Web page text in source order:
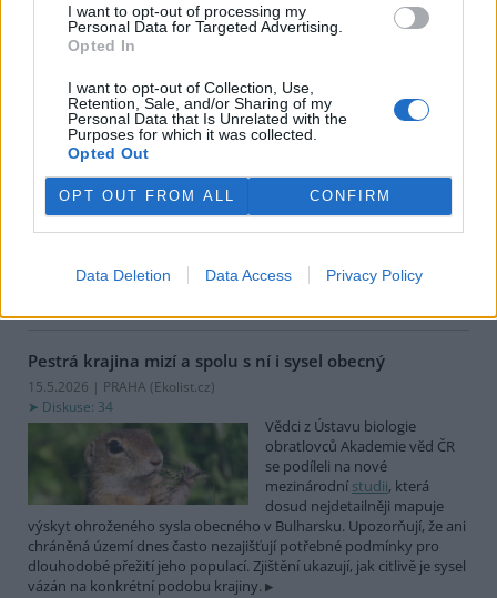
I want to opt-out of processing my
Personal Data for Targeted Advertising.
Opted In
I want to opt-out of Collection, Use,
Retention, Sale, and/or Sharing of my
Personal Data that Is Unrelated with the
Purposes for which it was collected.
Opted Out
OPT OUT FROM ALL CONFIRM
Data Deletion Data Access Privacy Policy
Poškození lesů abiotickými vlivy bylo vloni nejnižší od
roku 2014
18.5.2026 | PRAHA ( Ekolist.cz)
Diskuse: 3
Lesy nejen v České republice v
posledním desetiletí stále
klimatické změny, která
oslabuje zdravotní stav a
stabilitu porostů. Výmluvným příkladem je doznívající kůrovcová
kalamita, v jejíchž chmurných kulisách jsme prožili posledních
čemž svědčí významný pokles škod. K tomu nám pomohl i o něco
Pestrá krajina mizí a spolu s ní i sysel obecný
15.5.2026 | PRAHA (Ekolist.cz)
Diskuse: 34
Vědci z Ústavu biologie
obratlovců Akademie věd ČR
se podíleli na nové
mezinárodní studii, která
dosud nejdetailněji mapuje
výskyt ohroženého sysla obecného v Bulharsku. Upozorňují, že ani
chráněná území dnes často nezajišťují potřebné podmínky pro
dlouhodobé přežití jeho populací. Zjištění ukazují, jak citlivě je sysel
vázán na konkrétní podobu krajiny.